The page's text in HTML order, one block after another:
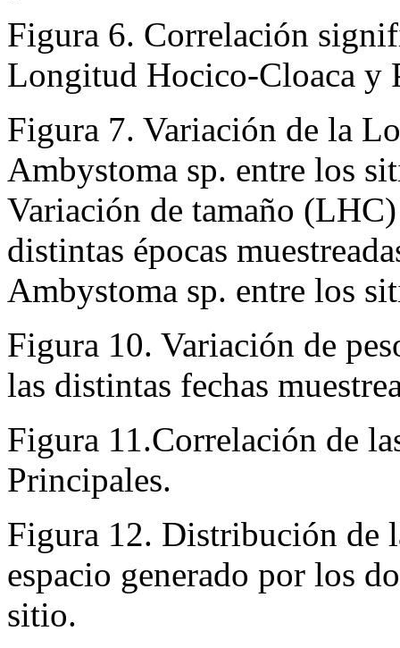
Figura 6. Correlación
Longitud Hocico-Cloaca y
Figura 7. Variación de la
Ambystoma sp. entre los
Variación de tamaño
distintas épocas
Ambystoma sp. entre los
Figura 10. Variación de
las distintas fechas
Figura 11.Correlación de
Principales.
Figura 12. Distribución de
espacio generado por los
sitio.